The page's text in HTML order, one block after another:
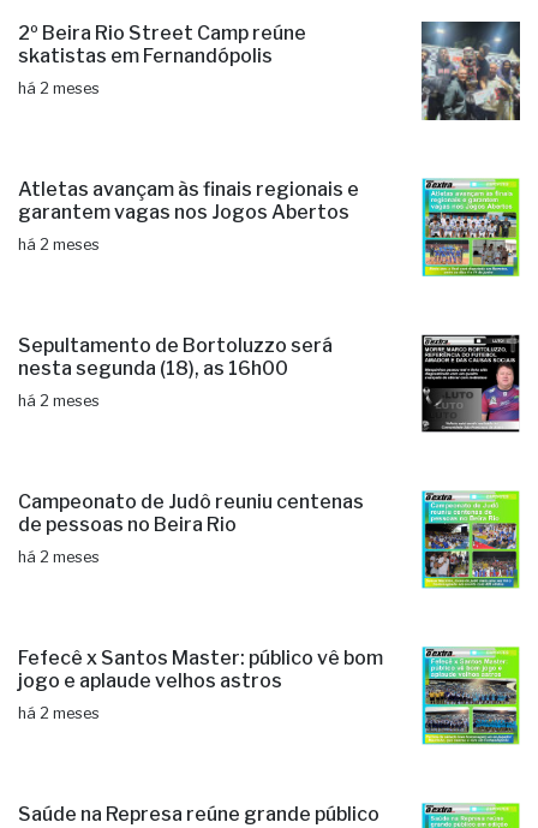
2º Beira Rio Street Camp reúne
skatistas em Fernandópolis
há 2 meses
Atletas avançam às finais regionais e
garantem vagas nos Jogos Abertos
há 2 meses
Sepultamento de Bortoluzzo será
nesta segunda (18), as 16h00
há 2 meses
Campeonato de Judô reuniu centenas
de pessoas no Beira Rio
há 2 meses
Fefecê x Santos Master: público vê bom
jogo e aplaude velhos astros
há 2 meses
Saúde na Represa reúne grande público